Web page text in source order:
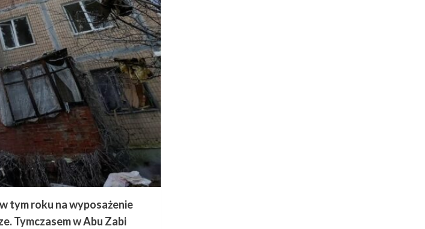
tym roku na wyposażenie
Tymczasem w Abu Zabi